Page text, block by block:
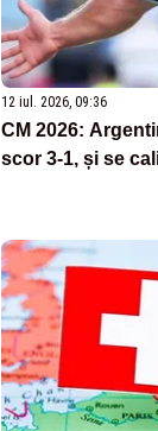
12 iul. 2026, 09:36
CM 2026:
scor 3-1, și se